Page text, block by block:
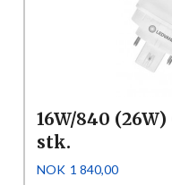
16W/840
stk.
Pris
NOK 1 840,00